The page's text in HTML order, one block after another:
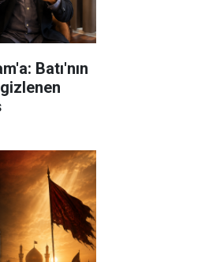
Batı'nın